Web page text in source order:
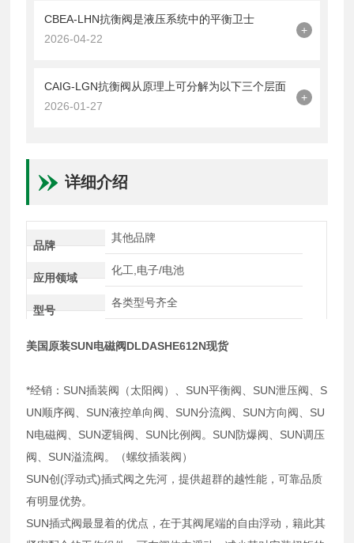
CBEA-LHN抗衡阀是液压系统中的平衡卫士
2026-04-22
+
CAIG-LGN抗衡阀从原理上可分解为以下三个层面
2026-01-27
+
详细介绍
品牌
其他品牌
应用领域
化工,电子/电池
型号
各类型号齐全
美国原装SUN电磁阀DLDASHE612N现货
*经销：SUN插装阀（太阳阀）、SUN平衡阀、SUN泄压阀、S
UN顺序阀、SUN液控单向阀、SUN分流阀、SUN方向阀、SU
N电磁阀、SUN逻辑阀、SUN比例阀。SUN防爆阀、SUN调压
阀、SUN溢流阀。（螺纹插装阀）
SUN创(浮动式)插式阀之先河，提供超群的越性能，可靠品质
有明显优势。
SUN插式阀最显着的优点，在于其阀尾端的自由浮动，籍此其